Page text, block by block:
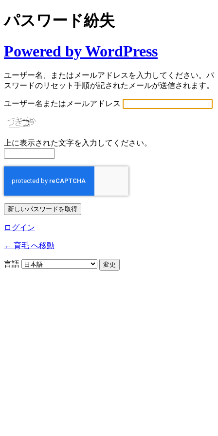
パスワード紛失
Powered by WordPress
ユーザー名、またはメールアドレスを入力してください。パ
スワードのリセット手順が記されたメールが送信されます。
ユーザー名またはメールアドレス
上に表示された文字を入力してください。
ログイン
← 育毛 へ移動
言語